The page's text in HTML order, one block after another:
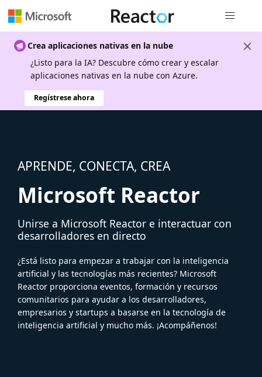
Crea aplicaciones nativas en la nube
¿Listo para la IA? Descubre cómo crear y escalar
aplicaciones nativas en la nube con Azure.
Regístrese ahora
APRENDE, CONECTA, CREA
Microsoft Reactor
Unirse a Microsoft Reactor e interactuar con
desarrolladores en directo
¿Está listo para empezar a trabajar con la inteligencia
artificial y las tecnologías más recientes? Microsoft
Reactor proporciona eventos, formación y recursos
comunitarios para ayudar a los desarrolladores,
empresarios y startups a basarse en la tecnología de
inteligencia artificial y mucho más. ¡Acompáñenos!